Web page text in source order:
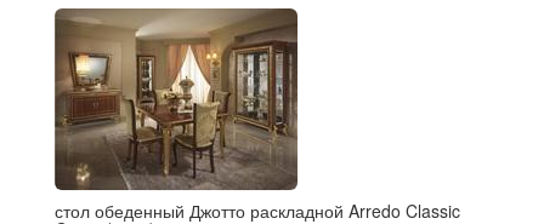
стол обеденный Джотто раскладной Arredo Classic